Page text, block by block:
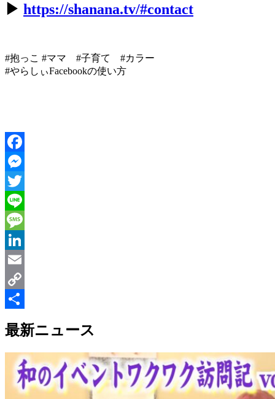
▶︎ https://shanana.tv/#contact
#抱っこ #ママ #子育て #カラー
#やらしぃFacebookの使い方
最新ニュース